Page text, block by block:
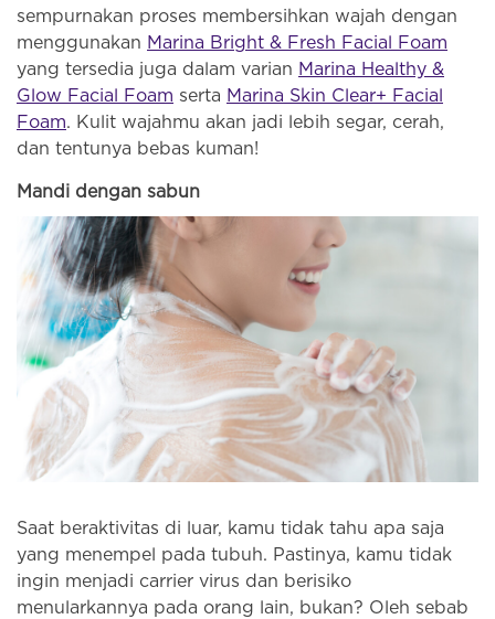
sempurnakan proses membersihkan wajah dengan
menggunakan Marina Bright & Fresh Facial Foam
yang tersedia juga dalam varian Marina Healthy &
Glow Facial Foam serta Marina Skin Clear+ Facial
Foam. Kulit wajahmu akan jadi lebih segar, cerah,
dan tentunya bebas kuman!
Mandi dengan sabun
Saat beraktivitas di luar, kamu tidak tahu apa saja
yang menempel pada tubuh. Pastinya, kamu tidak
ingin menjadi carrier virus dan berisiko
menularkannya pada orang lain, bukan? Oleh sebab